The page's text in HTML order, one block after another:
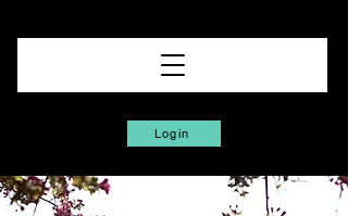
Login